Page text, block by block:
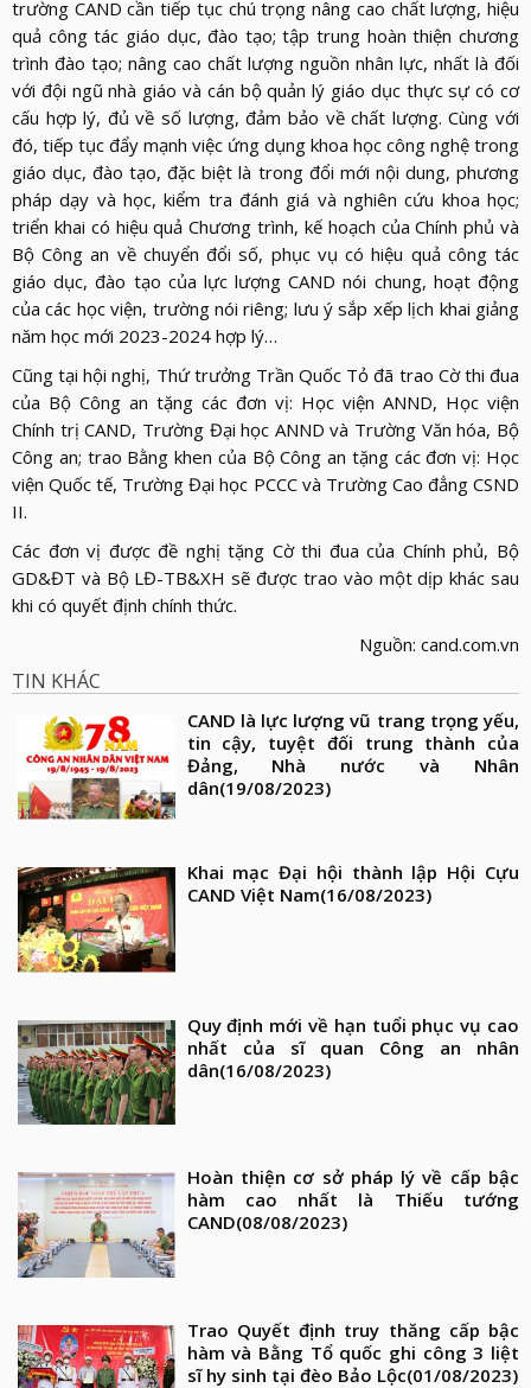
trường CAND cần tiếp tục chú trọng nâng cao chất lượng, hiệu
quả công tác giáo dục, đào tạo; tập trung hoàn thiện chương
trình đào tạo; nâng cao chất lượng nguồn nhân lực, nhất là đối
với đội ngũ nhà giáo và cán bộ quản lý giáo dục thực sự có cơ
cấu hợp lý, đủ về số lượng, đảm bảo về chất lượng. Cùng với
đó, tiếp tục đẩy mạnh việc ứng dụng khoa học công nghệ trong
giáo dục, đào tạo, đặc biệt là trong đổi mới nội dung, phương
pháp dạy và học, kiểm tra đánh giá và nghiên cứu khoa học;
triển khai có hiệu quả Chương trình, kế hoạch của Chính phủ và
Bộ Công an về chuyển đổi số, phục vụ có hiệu quả công tác
giáo dục, đào tạo của lực lượng CAND nói chung, hoạt động
của các học viện, trường nói riêng; lưu ý sắp xếp lịch khai giảng
năm học mới 2023-2024 hợp lý…
Cũng tại hội nghị, Thứ trưởng Trần Quốc Tỏ đã trao Cờ thi đua
của Bộ Công an tặng các đơn vị: Học viện ANND, Học viện
Chính trị CAND, Trường Đại học ANND và Trường Văn hóa, Bộ
Công an; trao Bằng khen của Bộ Công an tặng các đơn vị: Học
viện Quốc tế, Trường Đại học PCCC và Trường Cao đẳng CSND
II.
Các đơn vị được đề nghị tặng Cờ thi đua của Chính phủ, Bộ
GD&ĐT và Bộ LĐ-TB&XH sẽ được trao vào một dịp khác sau
khi có quyết định chính thức.
Nguồn: cand.com.vn
TIN KHÁC
CAND là lực lượng vũ trang trọng yếu,
tin cậy, tuyệt đối trung thành của
Đảng, Nhà nước và Nhân
dân(19/08/2023)
Khai mạc Đại hội thành lập Hội Cựu
CAND Việt Nam(16/08/2023)
Quy định mới về hạn tuổi phục vụ cao
nhất của sĩ quan Công an nhân
dân(16/08/2023)
Hoàn thiện cơ sở pháp lý về cấp bậc
hàm cao nhất là Thiếu tướng
CAND(08/08/2023)
Trao Quyết định truy thăng cấp bậc
hàm và Bằng Tổ quốc ghi công 3 liệt
sĩ hy sinh tại đèo Bảo Lộc(01/08/2023)